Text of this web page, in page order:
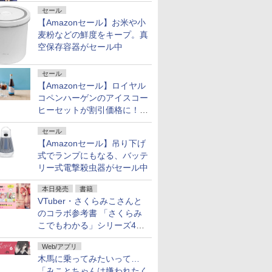
セール
【Amazonセール】お米や小
麦粉などの鮮度をキープ。真
空保存容器がセール中
セール
【Amazonセール】ロイヤル
コペンハーゲンのアイスコー
ヒーセットが割引価格に！夏
のギフトに最適！
セール
【Amazonセール】吊り下げ
式でランプにもなる、バッテ
リー式電撃殺虫器がセール中
本日発売 書籍
VTuber・さくらみこさんと
のコラボ参考書 「さくらみ
こでもわかる」シリーズ4冊
が本日発売！
Web/アプリ
木馬に乗ってみたいって…